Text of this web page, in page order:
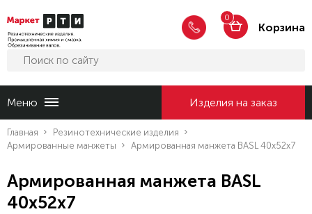
Корзина
0
Меню Изделия на заказ
Главная
Резинотехнические изделия
Армированные манжеты
Армированная манжета BASL 40x52x7
Армированная манжета BASL
40x52x7